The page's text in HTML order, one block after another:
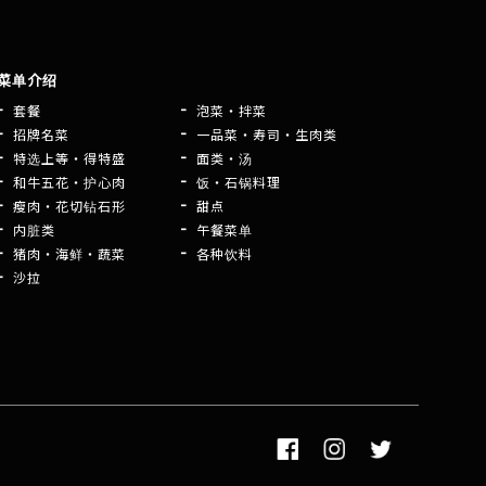
单介绍
套餐
招牌名菜
特选上等・得特盛
和牛五花・护心肉
瘦肉・花切钻石形
内脏类
猪肉・海鲜・蔬菜
沙拉
泡菜・拌菜
一品菜・寿司・生肉类
面类・汤
饭・石锅料理
甜点
午餐菜单
各种饮料